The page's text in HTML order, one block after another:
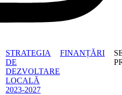
STRATEGIA
DE
DEZVOLTARE
LOCALĂ
2023-2027
FINANȚĂRI